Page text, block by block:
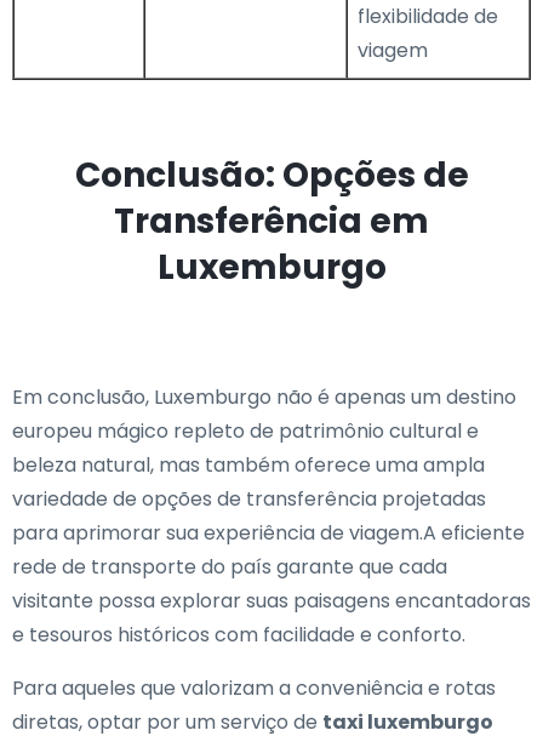
flexibilidade de
viagem
Conclusão: Opções de
Transferência em
Luxemburgo
Em conclusão, Luxemburgo não é apenas um destino
europeu mágico repleto de patrimônio cultural e
beleza natural, mas também oferece uma ampla
variedade de opções de transferência projetadas
para aprimorar sua experiência de viagem.A eficiente
rede de transporte do país garante que cada
visitante possa explorar suas paisagens encantadoras
e tesouros históricos com facilidade e conforto.
Para aqueles que valorizam a conveniência e rotas
diretas, optar por um serviço de taxi luxemburgo